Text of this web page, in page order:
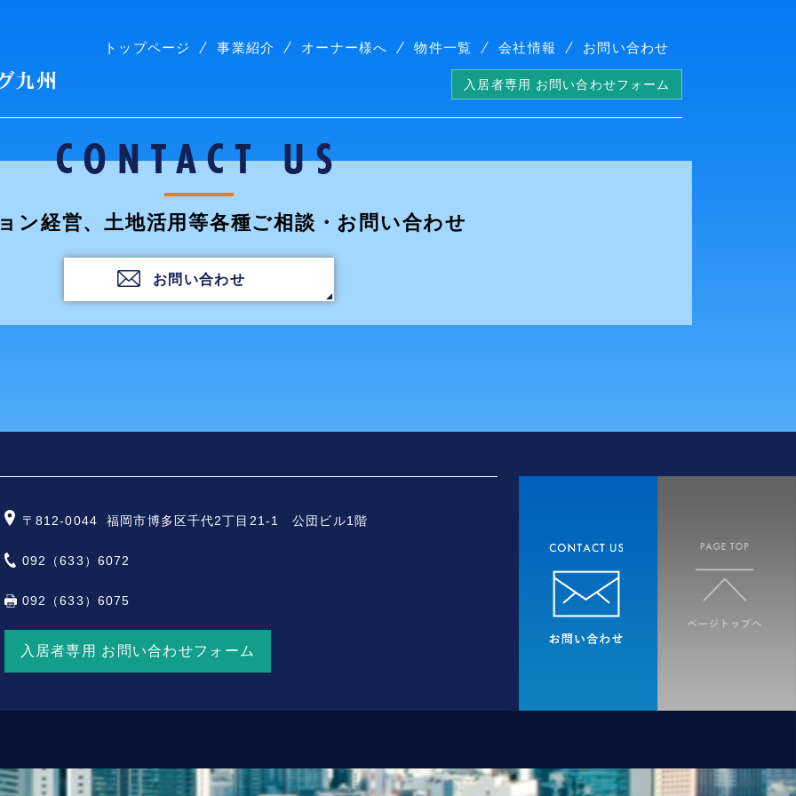
株式会社コープリビング九州
トップページ 事業紹介 オーナー様へ 物件一覧 会社情報 お問い合わせ
入居者専用 お問い合わせフォーム
CONTACT US
ン経営、土地活用等各種ご相談・お問い合わせ
お問い合わせ
〒812-0044 福岡市博多区千代2丁目21-1 公団ビル1階
092（633）6072
092（633）6075
入居者専用 お問い合わせフォーム